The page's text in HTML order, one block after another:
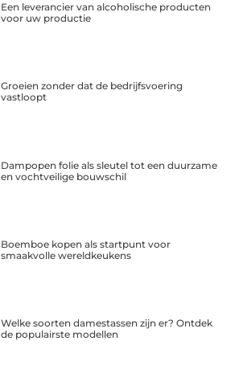
Een leverancier van alcoholische producten
voor uw productie
Groeien zonder dat de bedrijfsvoering
vastloopt
Dampopen folie als sleutel tot een duurzame
en vochtveilige bouwschil
Boemboe kopen als startpunt voor
smaakvolle wereldkeukens
Welke soorten damestassen zijn er? Ontdek
de populairste modellen